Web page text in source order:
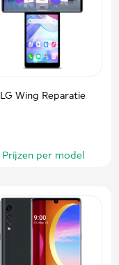
LG Wing Reparatie
Prijzen per model